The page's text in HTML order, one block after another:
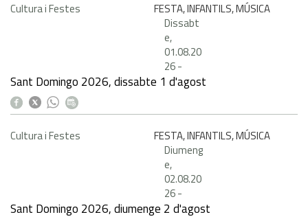
Cultura i Festes
FESTA, INFANTILS, MÚSICA
Dissabt
e,
01.08.20
26-
Sant Domingo 2026, dissabte 1 d'agost
Cultura i Festes
FESTA, INFANTILS, MÚSICA
Diumeng
e,
02.08.20
26-
Sant Domingo 2026, diumenge 2 d'agost